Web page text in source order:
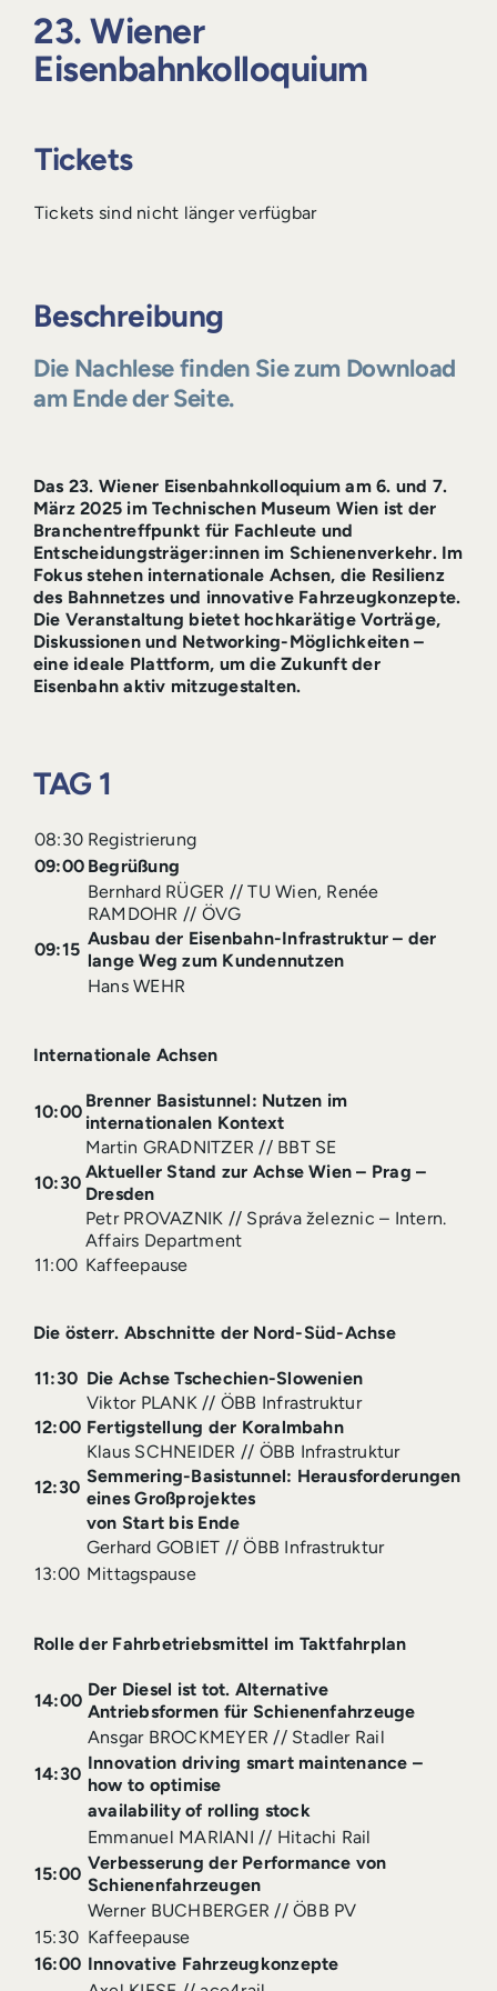
23. Wiener
Eisenbahnkolloquium
Tickets
Tickets sind nicht länger verfügbar
Beschreibung
Die Nachlese finden Sie zum Download
am Ende der Seite.
Das 23. Wiener Eisenbahnkolloquium am 6. und 7.
März 2025 im Technischen Museum Wien ist der
Branchentreffpunkt für Fachleute und
Entscheidungsträger:innen im Schienenverkehr. Im
Fokus stehen internationale Achsen, die Resilienz
des Bahnnetzes und innovative Fahrzeugkonzepte.
Die Veranstaltung bietet hochkarätige Vorträge,
Diskussionen und Networking-Möglichkeiten –
eine ideale Plattform, um die Zukunft der
Eisenbahn aktiv mitzugestalten.
TAG 1
08:30 Registrierung
09:00 Begrüßung
Bernhard RÜGER // TU Wien, Renée
RAMDOHR // ÖVG
09:15
Ausbau der Eisenbahn-Infrastruktur – der
lange Weg zum Kundennutzen
Hans WEHR
Internationale Achsen
10:00
Brenner Basistunnel: Nutzen im
internationalen Kontext
Martin GRADNITZER // BBT SE
10:30
Aktueller Stand zur Achse Wien – Prag –
Dresden
Petr PROVAZNIK // Správa železnic – Intern.
Affairs Department
11:00 Kaffeepause
Die österr. Abschnitte der Nord-Süd-Achse
11:30 Die Achse Tschechien-Slowenien
Viktor PLANK // ÖBB Infrastruktur
12:00 Fertigstellung der Koralmbahn
Klaus SCHNEIDER // ÖBB Infrastruktur
12:30
Semmering-Basistunnel: Herausforderungen
eines Großprojektes
von Start bis Ende
Gerhard GOBIET // ÖBB Infrastruktur
13:00 Mittagspause
Rolle der Fahrbetriebsmittel im Taktfahrplan
14:00
Der Diesel ist tot. Alternative
Antriebsformen für Schienenfahrzeuge
Ansgar BROCKMEYER // Stadler Rail
14:30
Innovation driving smart maintenance –
how to optimise
availability of rolling stock
Emmanuel MARIANI // Hitachi Rail
15:00
Verbesserung der Performance von
Schienenfahrzeugen
Werner BUCHBERGER // ÖBB PV
15:30 Kaffeepause
16:00 Innovative Fahrzeugkonzepte